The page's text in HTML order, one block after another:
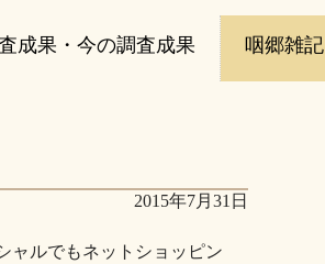
成果・今の調査成果 咽郷雑記
2015年7月31日
ャルでもネットショッピン